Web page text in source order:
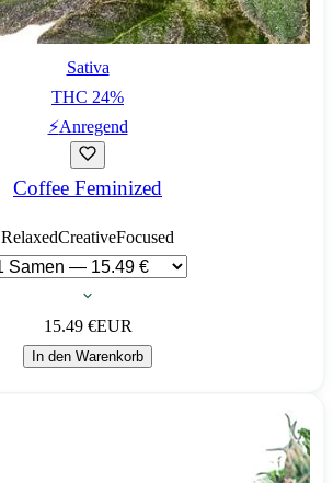
Sativa
THC 24%
⚡Anregend
Coffee Feminized
RelaxedCreativeFocused
15.49€EUR
In den Warenkorb